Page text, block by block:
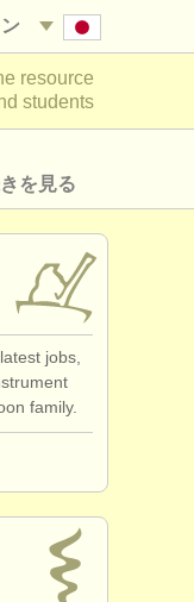
resource
students
を見る
jobs,
family.